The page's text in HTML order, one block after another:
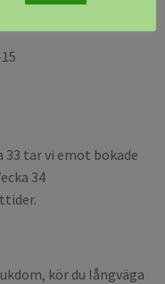
33 tar vi emot bokade
34
kör du långväga